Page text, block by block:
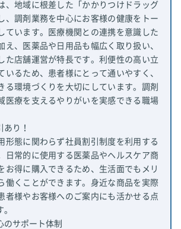
、地域に根差した「かかりつけドラッグ
、調剤業務を中心にお客様の健康をトー
ています。医療機関との連携を意識した
え、医薬品や日用品も幅広く取り扱い、
た店舗運営が特長です。利便性の高い立
いるため、患者様にとって通いやすく、
る環境づくりを大切にしています。調剤
医療を支えるやりがいを実感できる職場
り！
形態に関わらず社員割引制度を利用する
日常的に使用する医薬品やヘルスケア商
お得に購入できるため、生活面でもメリ
働くことができます。身近な商品を実際
者様やお客様へのご案内にも活かせる点
サポート体制